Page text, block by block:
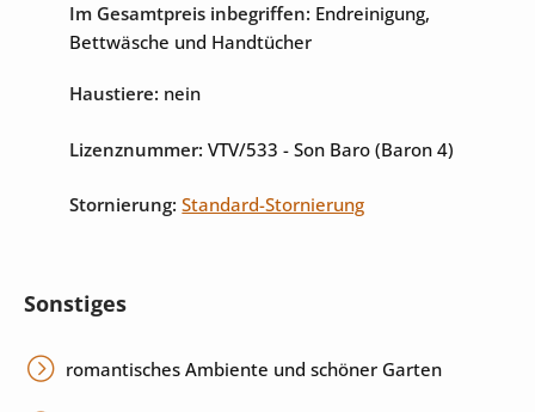
Im Gesamtpreis inbegriffen: Endreinigung,
Bettwäsche und Handtücher
Haustiere: nein
Lizenznummer: VTV/533 - Son Baro (Baron 4)
Stornierung: Standard-Stornierung
Sonstiges
romantisches Ambiente und schöner Garten